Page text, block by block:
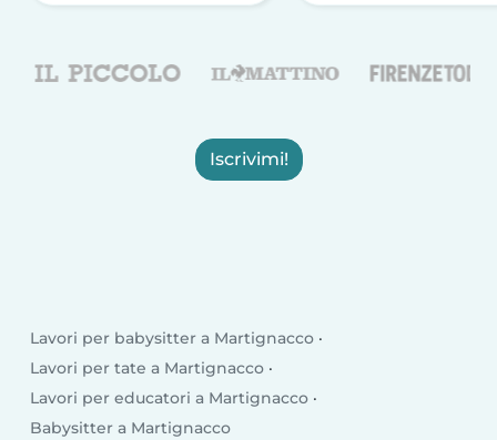
Iscrivimi!
Lavori per babysitter a Martignacco
Lavori per tate a Martignacco
Lavori per educatori a Martignacco
Babysitter a Martignacco